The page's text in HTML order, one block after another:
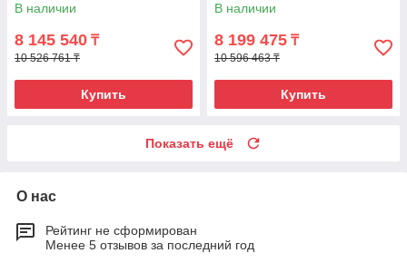
В наличии
8 145 540 ₸
10 526 761 ₸
Купить
В наличии
8 199 475 ₸
10 596 463 ₸
Купить
Показать ещё
О нас
Рейтинг не сформирован
Менее 5 отзывов за последний год